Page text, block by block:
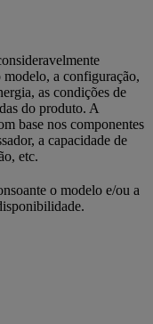
modelo, a configuração,
as condições de
do produto. A
base nos componentes
a capacidade de
etc.
o modelo e/ou a